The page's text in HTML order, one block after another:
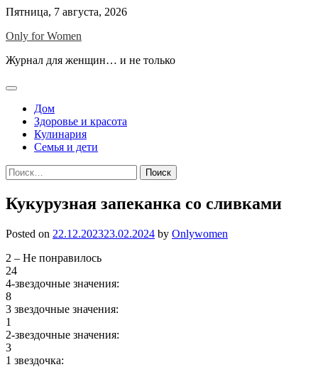
Skip
content
Пятница, 7 августа, 2026
Only for Women
Журнал для женщин… и не только
Дом
Здоровье и красота
Кулинария
Семья и дети
Найти:
Кукурузная запеканка со сливками
Posted on 22.12.202323.02.2024 by Onlywomen
2 – Не понравилось
24
4-звездочные значения:
8
3 звездочные значения:
1
2-звездочные значения:
3
1 звездочка: